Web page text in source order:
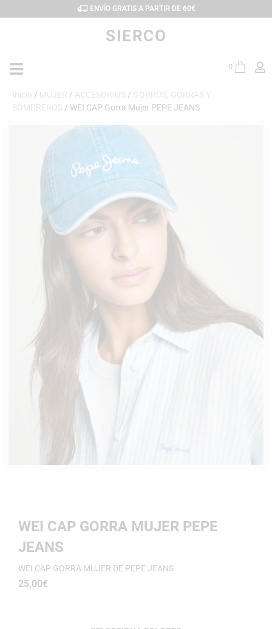
ENVÍO GRATIS A PARTIR DE 60€
SIERCO
0
Inicio / MUJER / ACCESORIOS / GORROS, GORRAS Y
SOMBREROS / WEI CAP Gorra Mujer PEPE JEANS
WEI CAP GORRA MUJER PEPE
JEANS
WEI CAP GORRA MUJER DE PEPE JEANS
25,00€